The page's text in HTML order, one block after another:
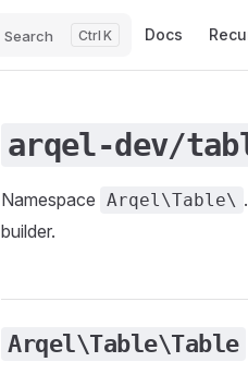
Search K Docs
arqel-dev/
Namespace Arqel\Table\
builder.
Arqel\Table\Table